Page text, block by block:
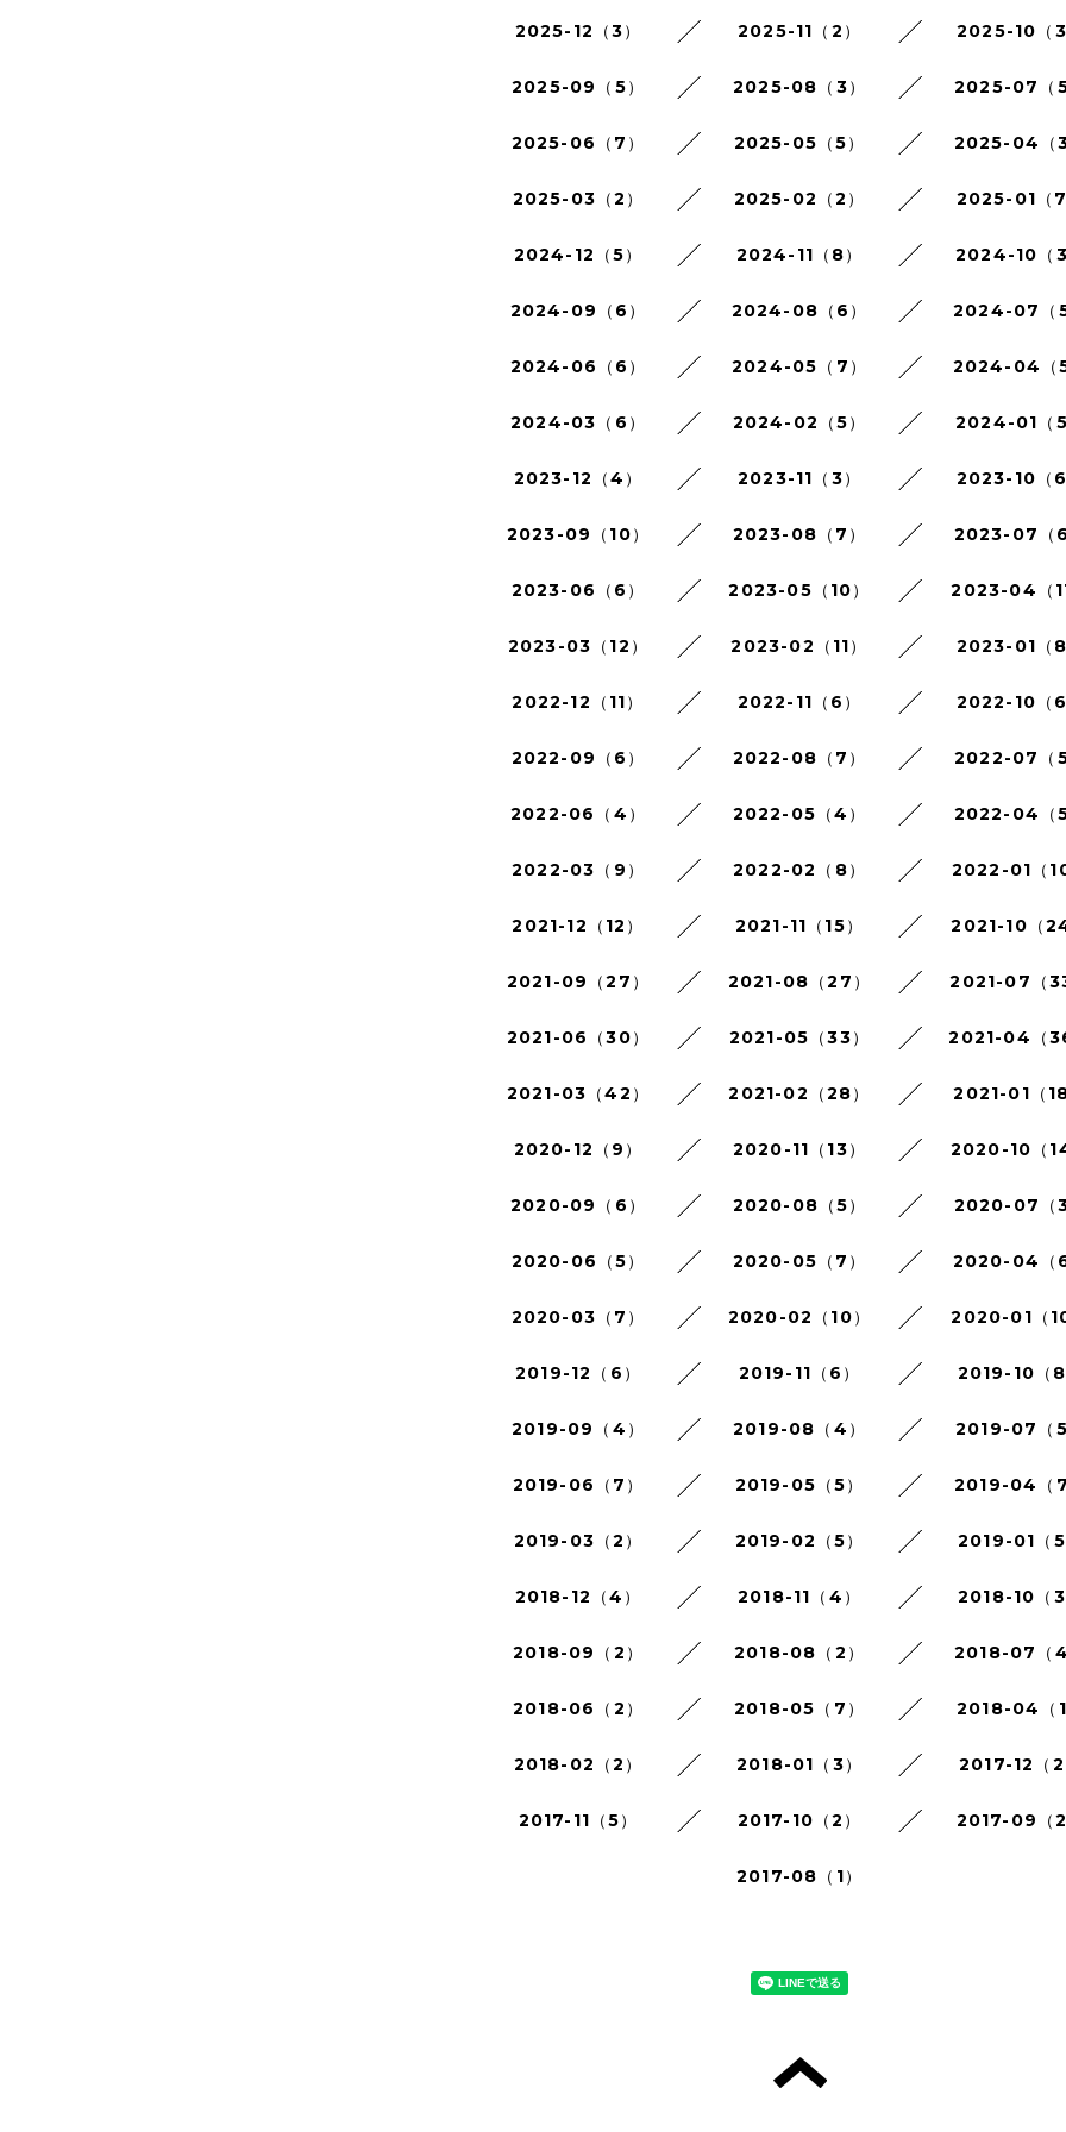
2025-12（3） 2025-11（2） 2025-10（3
2025-09（5） 2025-08（3） 2025-07（5
2025-06（7） 2025-05（5） 2025-04（3
2025-03（2） 2025-02（2） 2025-01（7
2024-12（5） 2024-11（8） 2024-10（3
2024-09（6） 2024-08（6） 2024-07（5
2024-06（6） 2024-05（7） 2024-04（5
2024-03（6） 2024-02（5） 2024-01（5
2023-12（4） 2023-11（3） 2023-10（6
2023-09（10） 2023-08（7） 2023-07（6
2023-06（6） 2023-05（10） 2023-04（11
2023-03（12） 2023-02（11） 2023-01（8
2022-12（11） 2022-11（6） 2022-10（6
2022-09（6） 2022-08（7） 2022-07（5
2022-06（4） 2022-05（4） 2022-04（5
2022-03（9） 2022-02（8） 2022-01（10
2021-12（12） 2021-11（15） 2021-10（24
2021-09（27） 2021-08（27） 2021-07（33
2021-06（30） 2021-05（33） 2021-04（
2021-03（42） 2021-02（28） 2021-01（18
2020-12（9） 2020-11（13） 2020-10（14
2020-09（6） 2020-08（5） 2020-07（3
2020-06（5） 2020-05（7） 2020-04（6
2020-03（7） 2020-02（10） 2020-01（10
2019-12（6） 2019-11（6） 2019-10（8
2019-09（4） 2019-08（4） 2019-07（5
2019-06（7） 2019-05（5） 2019-04（7
2019-03（2） 2019-02（5） 2019-01（5
2018-12（4） 2018-11（4） 2018-10（3
2018-09（2） 2018-08（2） 2018-07（4
2018-06（2） 2018-05（7） 2018-04（1
2018-02（2） 2018-01（3） 2017-12（2
2017-11（5） 2017-10（2） 2017-09（2
2017-08（1）